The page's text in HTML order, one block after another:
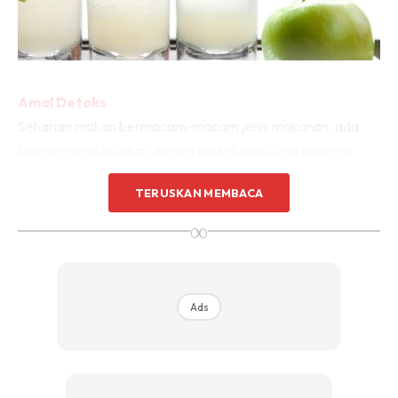
Amal Detoks
Lemon dan buah-buahan sitrus lain antara yang patut anda
TERUSKAN MEMBACA
∞
Ads